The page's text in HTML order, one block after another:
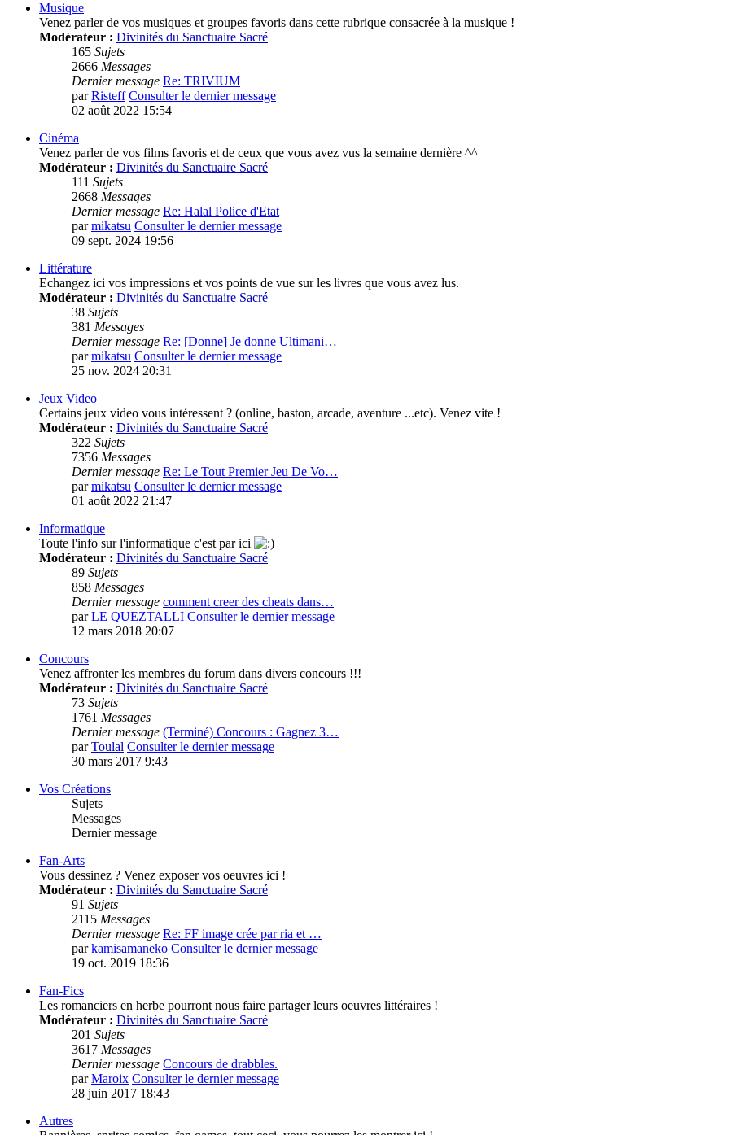
Musique
Venez parler de vos musiques et groupes favoris dans cette rubrique consacrée à la musique !
Modérateur : Divinités du Sanctuaire Sacré
165 Sujets
2666 Messages
Dernier message Re: TRIVIUM
parRisteff Consulter le dernier message
02 août 2022 15:54
Cinéma
Venez parler de vos films favoris et de ceux que vous avez vus la semaine dernière ^^
Modérateur : Divinités du Sanctuaire Sacré
111 Sujets
2668 Messages
Dernier message Re: Halal Police d'Etat
parmikatsu Consulter le dernier message
09 sept. 2024 19:56
Littérature
Echangez ici vos impressions et vos points de vue sur les livres que vous avez lus.
Modérateur : Divinités du Sanctuaire Sacré
38 Sujets
381 Messages
Dernier message Re: [Donne] Je donne Ultimani…
parmikatsu Consulter le dernier message
25 nov. 2024 20:31
Jeux Video
Certains jeux video vous intéressent ? (online, baston, arcade, aventure ...etc). Venez vite !
Modérateur : Divinités du Sanctuaire Sacré
322 Sujets
7356 Messages
Dernier message Re: Le Tout Premier Jeu De Vo…
parmikatsu Consulter le dernier message
01 août 2022 21:47
Informatique
Toute l'info sur l'informatique c'est par ici
Modérateur : Divinités du Sanctuaire Sacré
89 Sujets
858 Messages
Dernier message comment creer des cheats dans…
parLE QUEZTALLI Consulter le dernier message
12 mars 2018 20:07
Concours
Venez affronter les membres du forum dans divers concours !!!
Modérateur : Divinités du Sanctuaire Sacré
73 Sujets
1761 Messages
Dernier message (Terminé) Concours : Gagnez 3…
parToulal Consulter le dernier message
30 mars 2017 9:43
Vos Créations
Sujets
Messages
Dernier message
Fan-Arts
Vous dessinez ? Venez exposer vos oeuvres ici !
Modérateur : Divinités du Sanctuaire Sacré
91 Sujets
2115 Messages
Dernier message Re: FF image crée par ria et …
parkamisamaneko Consulter le dernier message
19 oct. 2019 18:36
Fan-Fics
Les romanciers en herbe pourront nous faire partager leurs oeuvres littéraires !
Modérateur : Divinités du Sanctuaire Sacré
201 Sujets
3617 Messages
Dernier message Concours de drabbles.
parMaroix Consulter le dernier message
28 juin 2017 18:43
Autres